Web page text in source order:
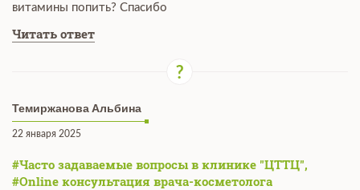
витамины попить? Спасибо
Читать ответ
Темиржанова Альбина
22 января 2025
#Часто задаваемые вопросы в клинике "ЦТТЦ",
#Online консультация врача-косметолога